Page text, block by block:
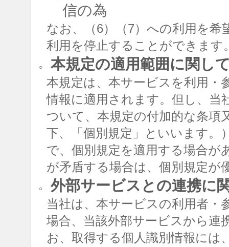
信の為
なお、（6）（7）への利用を
利用を停止することができます
○ 本規定の適用範囲に関し
本規定は、本サービスを利用・
情報に適用されます。但し、当
ついて、本規定の付加的な条項
下、「個別規定」といいます。
で、個別規定を適用する場合が
が矛盾する場合は、個別規定が
○ 外部サービスとの連携に
当社は、本サービスの利用者・
場合、当該外部サービスから連
お、取得する個人識別情報には